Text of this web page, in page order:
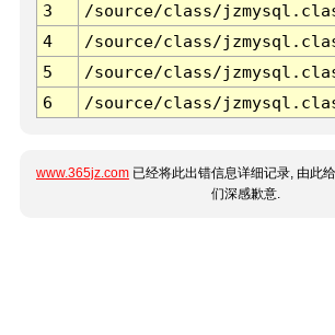
3 /source/class/
4
/source/class/
5
/source/class/
6
/source/class/
www.365jz.com 已经将此出错信息详细记录, 由此
们深感歉意.